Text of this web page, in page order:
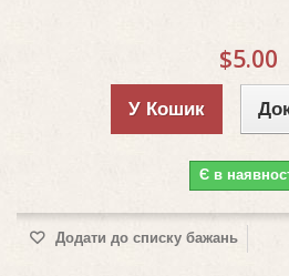
$5.00
У Кошик
Є в
Додати до списку бажань